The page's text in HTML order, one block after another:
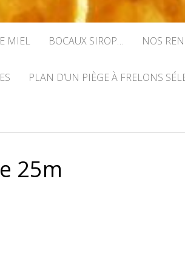
MIEL BOCAUX SIROP… NOS
PLAN D’UN PIÈGE À FRELONS
25m